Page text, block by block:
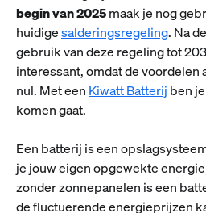
begin van 2025maak je nog
huidigesalderingsregeling. Na
gebruik van deze regeling tot
interessant, omdat de voordelen
nul. Met een Kiwatt Batterij ben
komen gaat.
Een batterij is een
je jouw eigen opgewekte
zonder zonnepanelen is een
de fluctuerende energieprijzen